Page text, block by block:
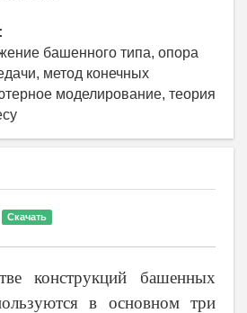
башенного типа, опора
метод конечных
моделирование, теория
Скачать
конструкций башенных
в основном три